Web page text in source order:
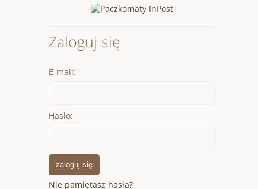
Zaloguj się
E-mail:
Hasło:
zaloguj się
Nie pamiętasz hasła?